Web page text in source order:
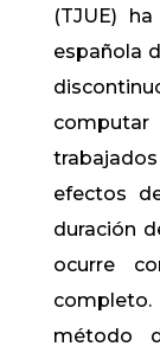
(TJUE)
española
efectos
duración
ocurre
método